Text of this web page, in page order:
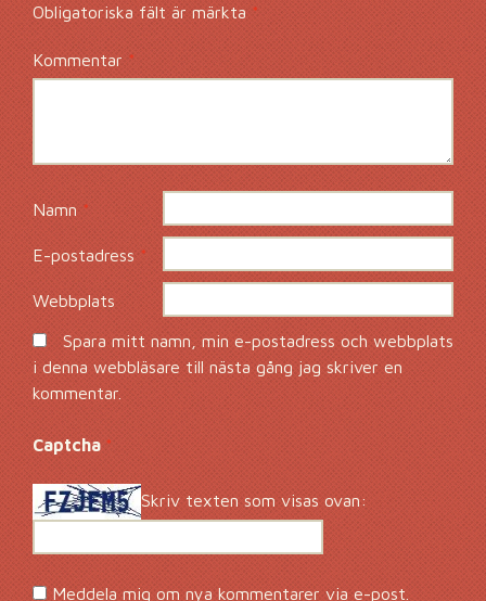
Obligatoriska fält är märkta *
Kommentar*
Namn*
E-postadress*
Webbplats
Spara mitt namn, min e-postadress och webbplats
i denna webbläsare till nästa gång jag skriver en
kommentar.
Captcha *
Skriv texten som visas ovan:
Meddela mig om nya kommentarer via e-post.